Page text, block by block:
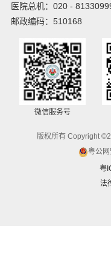
医院总机：020 -
邮政编码：510168
微信服务号
版权所有 Copyright
粤公
粤
法